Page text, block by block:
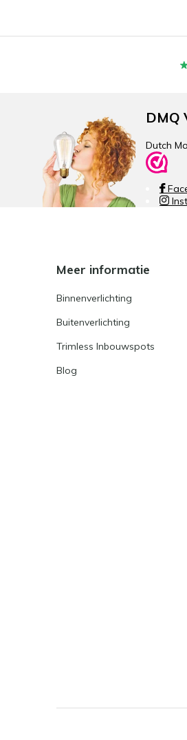
DMQ
Dutch
Meer informatie
Binnenverlichting
Buitenverlichting
Trimless Inbouwspots
Blog